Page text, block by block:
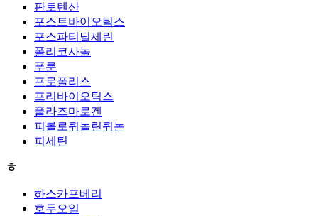
판토텐산
포스트바이오틱스
포스파티딜세린
폴리코사놀
푸룬
프로폴리스
프리바이오틱스
플라즈마로겐
피롤로퀴놀린퀴논
피세틴
ㅎ
하스카프베리
호두오일